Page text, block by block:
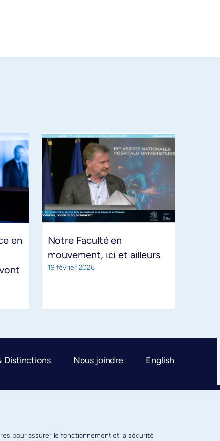
en
Notre Faculté en
mouvement, ici et ailleurs
19 février 2026
Distinctions Nous joindre English
pour assurer le fonctionnement et la sécurité